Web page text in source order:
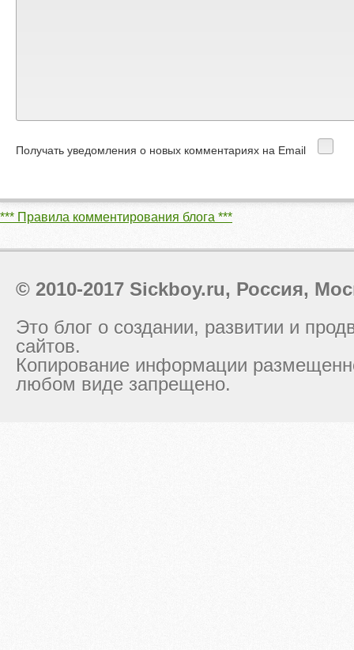
Получать уведомления о новых комментариях на Email
*** Правила комментирования блога ***
© 2010-2017 Sickboy.ru, Россия,
Это блог о создании, развитии и
сайтов.
Копирование информации
любом виде запрещено.